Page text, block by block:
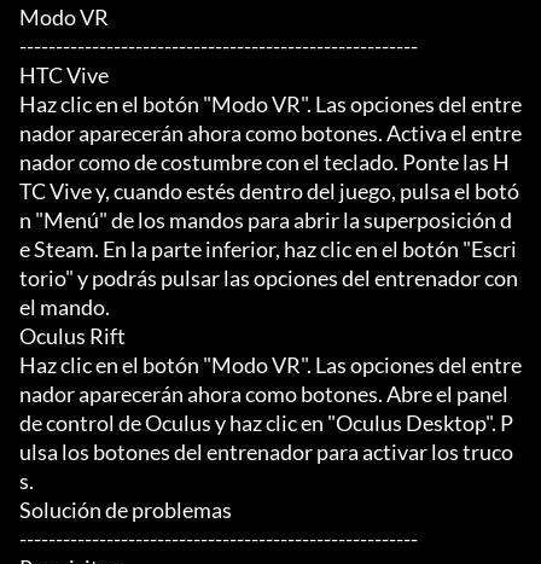
Modo VR
-------------------------------------------------------
HTC Vive
Haz clic en el botón "Modo VR". Las opciones del entre
nador aparecerán ahora como botones. Activa el entre
nador como de costumbre con el teclado. Ponte las H
TC Vive y, cuando estés dentro del juego, pulsa el botó
n "Menú" de los mandos para abrir la superposición d
e Steam. En la parte inferior, haz clic en el botón "Escri
torio" y podrás pulsar las opciones del entrenador con
el mando.
Oculus Rift
Haz clic en el botón "Modo VR". Las opciones del entre
nador aparecerán ahora como botones. Abre el panel
de control de Oculus y haz clic en "Oculus Desktop". P
ulsa los botones del entrenador para activar los truco
s.
Solución de problemas
-------------------------------------------------------